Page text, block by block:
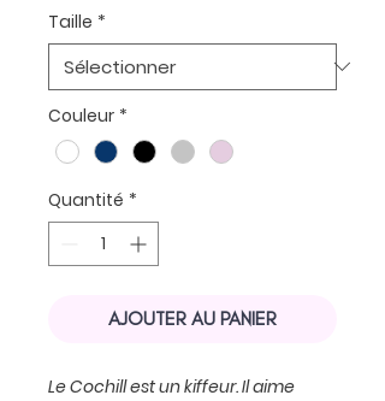
Taille *
Couleur *
Quantité *
AJOUTER AU PANIER
Le Cochill est un kiffeur. Il aime